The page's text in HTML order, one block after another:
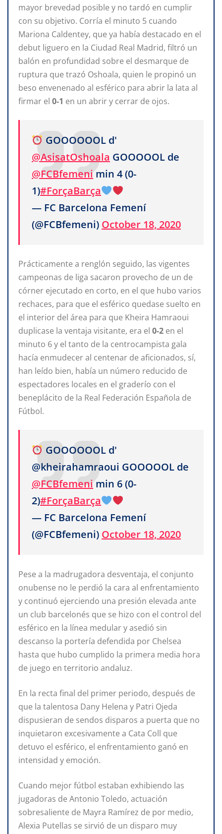
mayor brevedad posible y no tardó en cumplir
con su objetivo. Corría el minuto 5 cuando
Mariona Caldentey, que ya había destacado en el
debut liguero en la Ciudad Real Madrid, filtró un
balón en profundidad sobre el desmarque de
ruptura que trazó Oshoala, quien le propinó un
beso envenenado al esférico para abrir la lata al
firmar el 0-1 en un abrir y cerrar de ojos.
GOOOOOOL d'
@AsisatOshoala GOOOOOL de
@FCBfemeni min 4 (0-
1)#ForçaBarça
— FC Barcelona Femení
(@FCBfemeni) October 18, 2020
Prácticamente a renglón seguido, las vigentes
campeonas de liga sacaron provecho de un de
córner ejecutado en corto, en el que hubo varios
rechaces, para que el esférico quedase suelto en
el interior del área para que Kheira Hamraoui
duplicase la ventaja visitante, era el 0-2 en el
minuto 6 y el tanto de la centrocampista gala
hacía enmudecer al centenar de aficionados, sí,
han leído bien, había un número reducido de
espectadores locales en el graderío con el
beneplácito de la Real Federación Española de
Fútbol.
GOOOOOOL d'
@kheirahamraoui GOOOOOL de
@FCBfemeni min 6 (0-
2)#ForçaBarça
— FC Barcelona Femení
(@FCBfemeni) October 18, 2020
Pese a la madrugadora desventaja, el conjunto
onubense no le perdió la cara al enfrentamiento
y continuó ejerciendo una presión elevada ante
un club barcelonés que se hizo con el control del
esférico en la línea medular y asedió sin
descanso la portería defendida por Chelsea
hasta que hubo cumplido la primera media hora
de juego en territorio andaluz.
En la recta final del primer periodo, después de
que la talentosa Dany Helena y Patri Ojeda
dispusieran de sendos disparos a puerta que no
inquietaron excesivamente a Cata Coll que
detuvo el esférico, el enfrentamiento ganó en
intensidad y emoción.
Cuando mejor fútbol estaban exhibiendo las
jugadoras de Antonio Toledo, actuación
sobresaliente de Mayra Ramírez de por medio,
Alexia Putellas se sirvió de un disparo muy